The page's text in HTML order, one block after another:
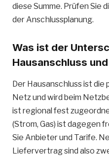
diese Summe. Prüfen Sie
der Anschlussplanung.
Was ist der
Hausanschluss
Der Hausanschluss ist die
Netz und wird beim
ist regional fest
(Strom, Gas) ist dagegen
Sie Anbieter und Tarife.
Liefervertrag sind also